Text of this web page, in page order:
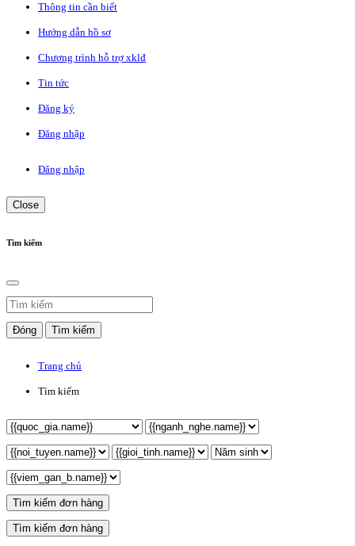
Thông tin cần biết
Hướng dẫn hồ sơ
Chương trình hỗ trợ xklđ
Tin tức
Đăng ký
Đăng nhập
Đăng nhập
Close
Tìm kiếm
Đóng Tìm kiếm
Trang chủ
Tìm kiếm
Tìm kiếm đơn hàng
Tìm kiếm đơn hàng